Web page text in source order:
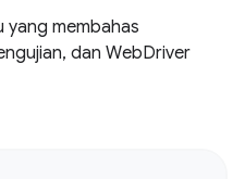
membahas
dan WebDriver